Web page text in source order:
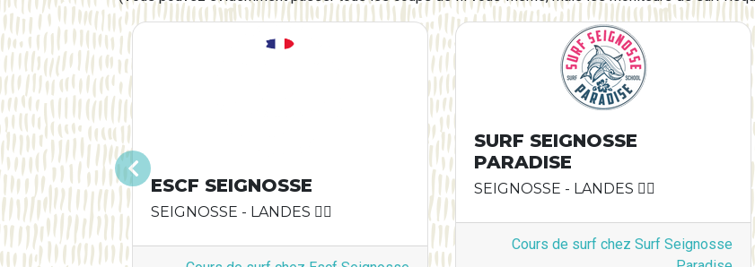
ESCF SEIGNOSSE
SEIGNOSSE - LANDES 🏄‍♂️
SURF SEIGNOSSE
PARADISE
SEIGNOSSE - LANDES 🏄‍♂️
Cours de surf chez Surf Seignosse
Précédent